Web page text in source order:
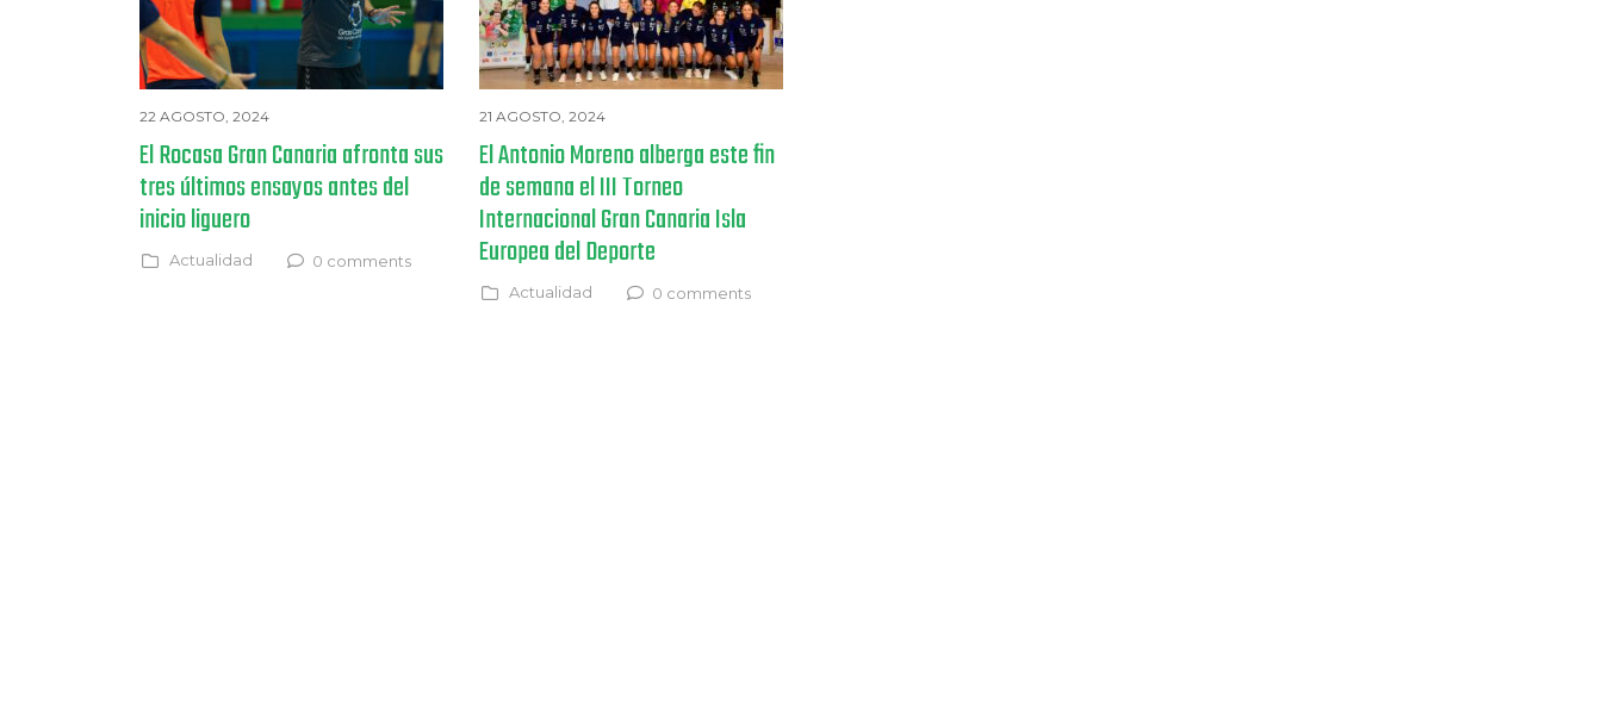
22 AGOSTO, 2024
El Rocasa Gran Canaria afronta sus
tres últimos ensayos antes del
inicio liguero
Actualidad 0 comments
21 AGOSTO, 2024
El Antonio Moreno alberga este fin
de semana el III Torneo
Internacional Gran Canaria Isla
Europea del Deporte
Actualidad 0 comments